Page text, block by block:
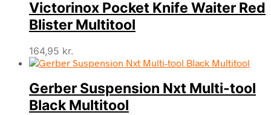
Victorinox Pocket Knife Waiter Red
Blister Multitool
164,95 kr.
Gerber Suspension Nxt Multi-tool
Black Multitool